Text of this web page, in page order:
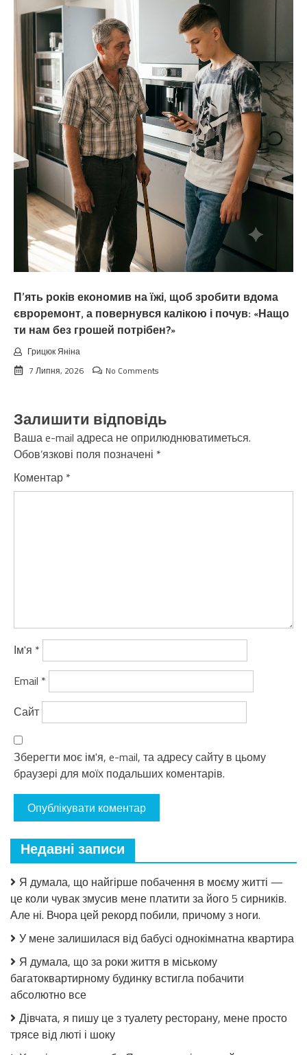
П’ять років економив на їжі, щоб зробити вдома
євроремонт, а повернувся калiкою і почув: «Нащо
ти нам без грошей потрібен?»
Грицюк Яніна
7 Липня, 2026
No Comments
Залишити відповідь
Ваша e-mail адреса не оприлюднюватиметься.
Обов’язкові поля позначені *
Коментар *
Ім'я *
Email *
Сайт
Зберегти моє ім'я, e-mail, та адресу сайту в цьому
браузері для моїх подальших коментарів.
Недавні записи
Я думала, що найгірше побачення в моєму житті —
це коли чувак змусив мене платити за його 5 сирників.
Але ні. Вчора цей рекорд побили, причому з ноги.
У мене залишилася від бабусі однокімнатна квартира
Я думала, що за роки життя в міському
багатоквартирному будинку встигла побачити
абсолютно все
Дівчата, я пишу це з туалету ресторану, мене просто
трясе від люті і шоку